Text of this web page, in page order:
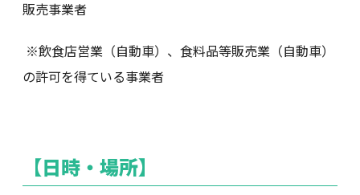
販売事業者
※飲食店営業（自動車）、食料品等販売業（自動車）
の許可を得ている事業者
【日時・場所】